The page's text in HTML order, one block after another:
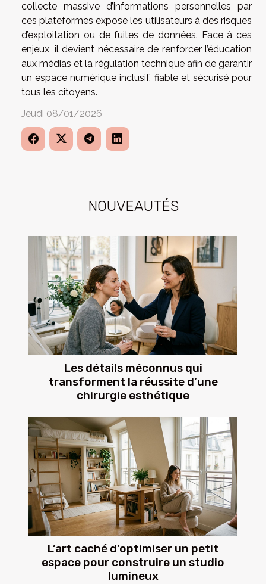
NOUVEAUTÉS
Les détails méconnus qui
transforment la réussite d’une
chirurgie esthétique
L’art caché d’optimiser un petit
espace pour construire un studio
lumineux
collecte massive d’informations personnelles par
ces plateformes expose les utilisateurs à des risques
d’exploitation ou de fuites de données. Face à ces
enjeux, il devient nécessaire de renforcer l’éducation
aux médias et la régulation technique afin de garantir
un espace numérique inclusif, fiable et sécurisé pour
tous les citoyens.
Jeudi 08/01/2026